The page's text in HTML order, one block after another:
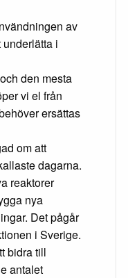
av
i
den mesta
vi el från
ersättas
om att
dagarna.
reaktorer
nya
Det pågår
i Sverige.
bidra till
antalet